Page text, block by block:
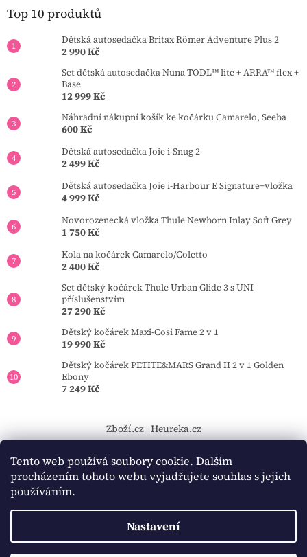
Tento web používá soubory cookie. Dalším
procházením tohoto webu vyjadřujete souhlas s jejich
používáním.
Nastavení
Top 10 produktů
Dětská autosedačka Britax Römer Adventure Plus 2
2 990 Kč
Set dětská autosedačka Nuna TODL™ lite + ARRA™ flex +
Base
12 999 Kč
Náhradní nákupní košík ke kočárku Camarelo, Seeba
600 Kč
Dětská autosedačka Joie i-Snug 2
2 499 Kč
Dětská autosedačka Joie i-Harbour E Signature+vložka
4 999 Kč
Novorozenecká vložka Thule Newborn Inlay Soft Grey
1 750 Kč
Kola na kočárek Camarelo/Coletto
2 400 Kč
Set dětský kočárek Thule Urban Glide 3 s UNI
příslušenstvím
27 290 Kč
Dětský kočárek Maxi-Cosi Fame 2 v 1
19 990 Kč
Dětský kočárek PETITE&MARS Grand II 2 v 1 Golden
Ebony
7 249 Kč
Zboží.cz Heureka.cz
https://tourmkr.com/F1eycVcPEw